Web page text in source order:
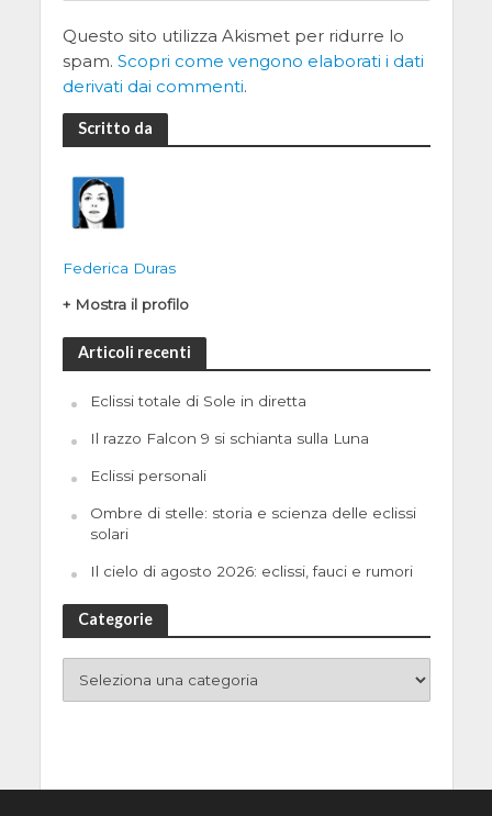
Questo sito utilizza Akismet per ridurre lo
spam. Scopri come vengono elaborati i dati
derivati dai commenti.
Scritto da
Federica Duras
+ Mostra il profilo
Articoli recenti
Eclissi totale di Sole in diretta
Il razzo Falcon 9 si schianta sulla Luna
Eclissi personali
Ombre di stelle: storia e scienza delle eclissi
solari
Il cielo di agosto 2026: eclissi, fauci e rumori
Categorie